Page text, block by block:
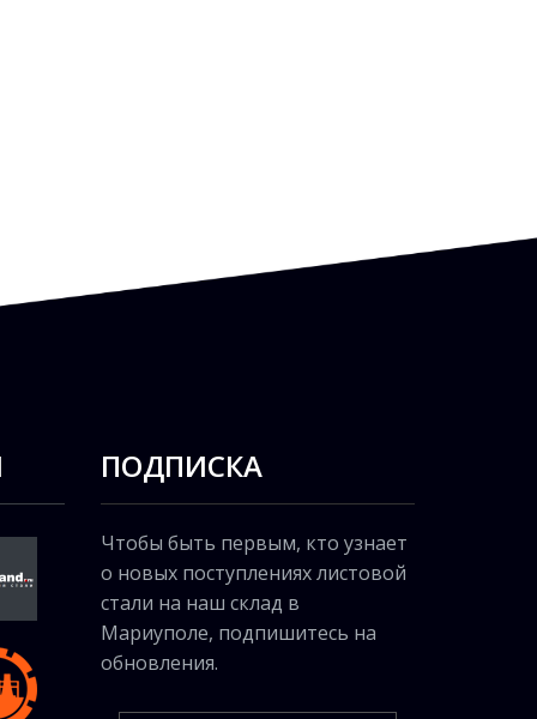
ПОДПИСКА
Чтобы быть первым, кто узнает
о новых поступлениях листовой
стали на наш склад в
Мариуполе, подпишитесь на
обновления.